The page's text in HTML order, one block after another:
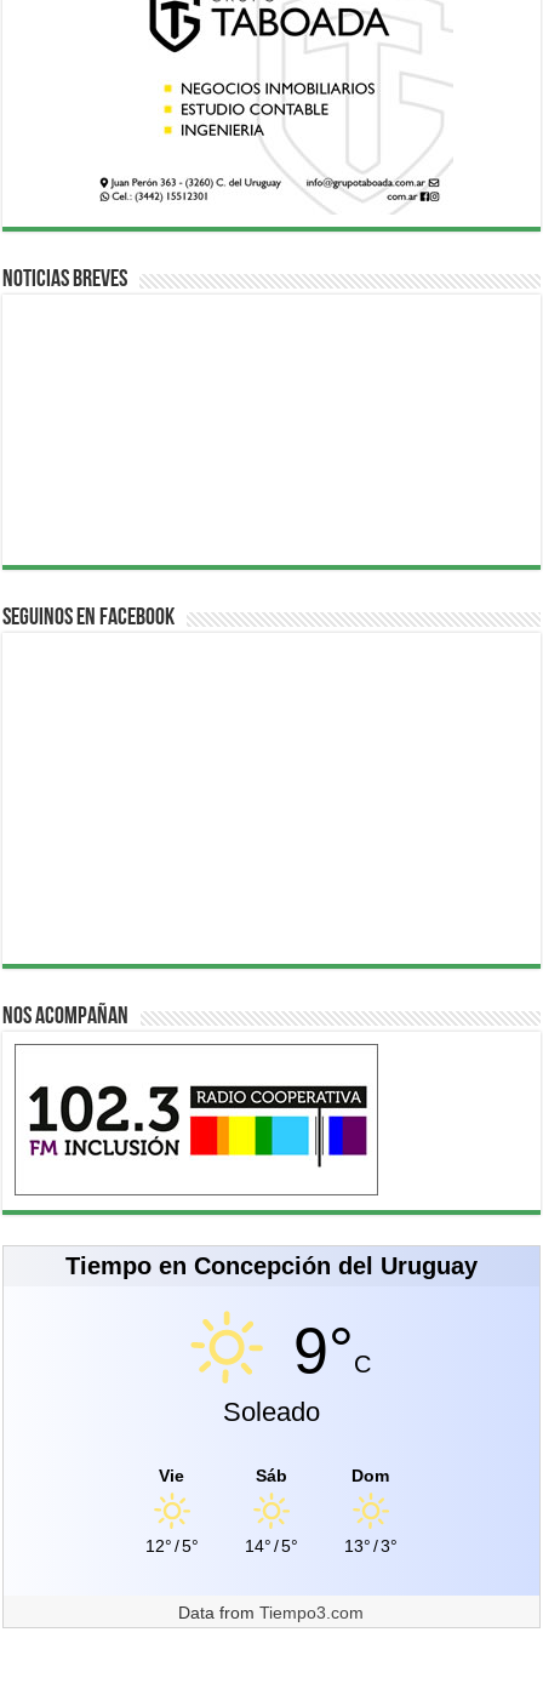
Noticias breves
Seguinos en Facebook
Nos acompañan
Tiempo en Concepción del Uruguay
9°C
Soleado
Vie
12°/5°
Sáb
14°/5°
Dom
13°/3°
Data fromTiempo3.com